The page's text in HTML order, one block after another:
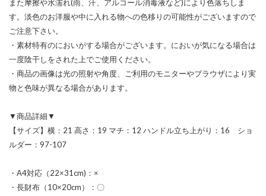
また摩擦や水濡れ(雨、汗、アルコール消毒液など)により色落ちしま
す。淡色のお洋服や中に入れる物への色移りの可能性がございますので
ご注意下さい。
・素材特有のにおいがする場合がございます。においが気になる場合は
一度陰干しをされた上でご使用ください。
・商品の画像は光の照射や角度、ご利用のモニターやブラウザにより実
物と色味が異なる場合があります。
▼商品詳細▼
【サイズ】横：21 高さ：19 マチ：12 ハンドル立ち上がり：16 ショ
ルダー：97-107
・A4対応（22×31cm)：×
・長財布（10×20cm）：〇